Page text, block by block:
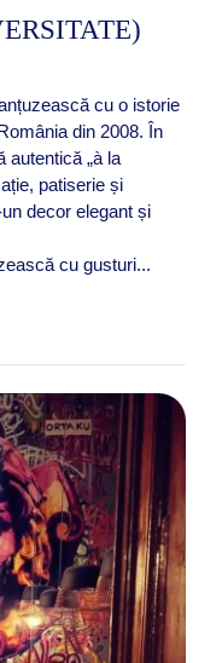
cu o istorie
din 2008. În
autentică „à la
patiserie și
decor elegant și
cu gusturi...